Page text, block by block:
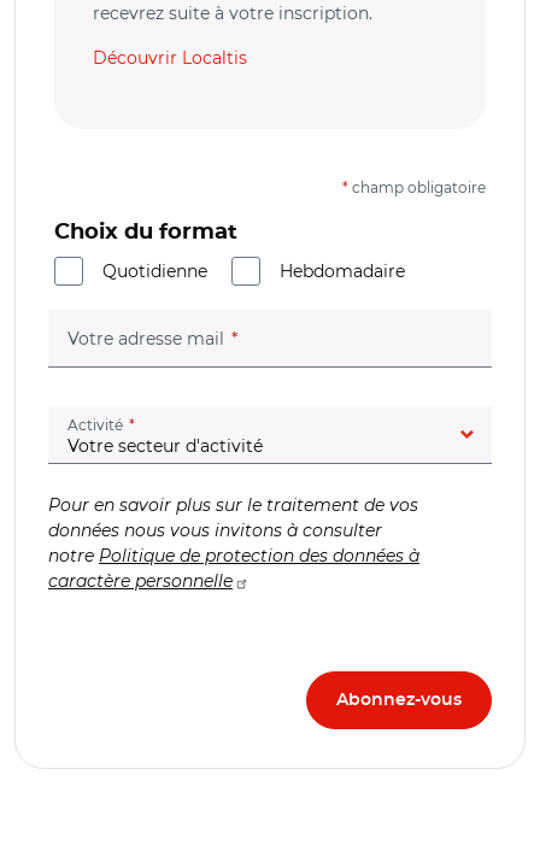
recevrez suite à votre inscription.
Découvrir Localtis
* champ obligatoire
Choix du format
Quotidienne
Hebdomadaire
Votre adresse mail (champ obligatoire)
Activité (champ obligatoire)
Pour en savoir plus sur le traitement de vos
données nous vous invitons à consulter
notre Politique de protection des données à
caractère personnelle